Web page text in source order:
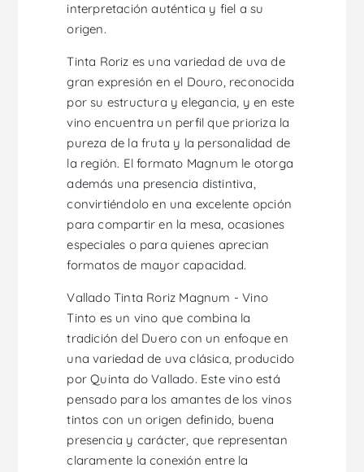
interpretación auténtica y fiel a su
origen.
Tinta Roriz es una variedad de uva de
gran expresión en el Douro, reconocida
por su estructura y elegancia, y en este
vino encuentra un perfil que prioriza la
pureza de la fruta y la personalidad de
la región. El formato Magnum le otorga
además una presencia distintiva,
convirtiéndolo en una excelente opción
para compartir en la mesa, ocasiones
especiales o para quienes aprecian
formatos de mayor capacidad.
Vallado Tinta Roriz Magnum - Vino
Tinto es un vino que combina la
tradición del Duero con un enfoque en
una variedad de uva clásica, producido
por Quinta do Vallado. Este vino está
pensado para los amantes de los vinos
tintos con un origen definido, buena
presencia y carácter, que representan
claramente la conexión entre la